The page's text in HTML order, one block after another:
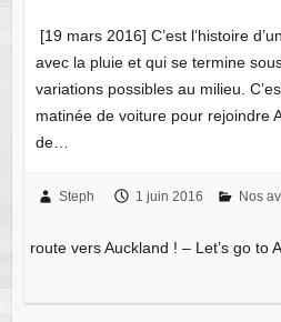
[19 mars 2016] C’est l’histoire
avec la pluie et qui se termine
variations possibles au milieu.
matinée de voiture pour rejoindre
de…
Steph 1 juin 2016 Nos
route vers Auckland ! – Let’s go to